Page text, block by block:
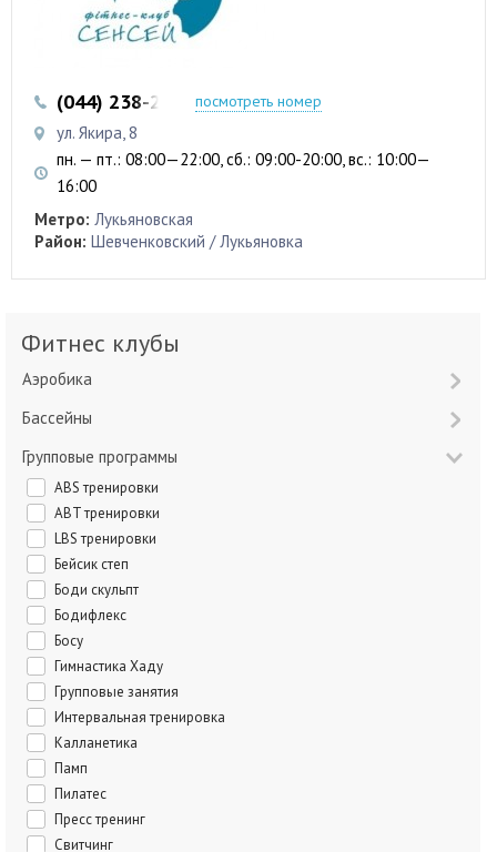
(044) 238-27-80посмотреть номер
ул. Якира, 8
пн. — пт.: 08:00—22:00, сб.: 09:00-20:00, вс.: 10:00—
16:00
Метро: Лукьяновская
Район: Шевченковский / Лукьяновка
Фитнес клубы
Аэробика
Бассейны
Групповые программы
ABS тренировки
ABT тренировки
LBS тренировки
Бейсик степ
Боди скульпт
Бодифлекс
Босу
Гимнастика Хаду
Групповые занятия
Интервальная тренировка
Калланетика
Памп
Пилатес
Пресс тренинг
Свитчинг